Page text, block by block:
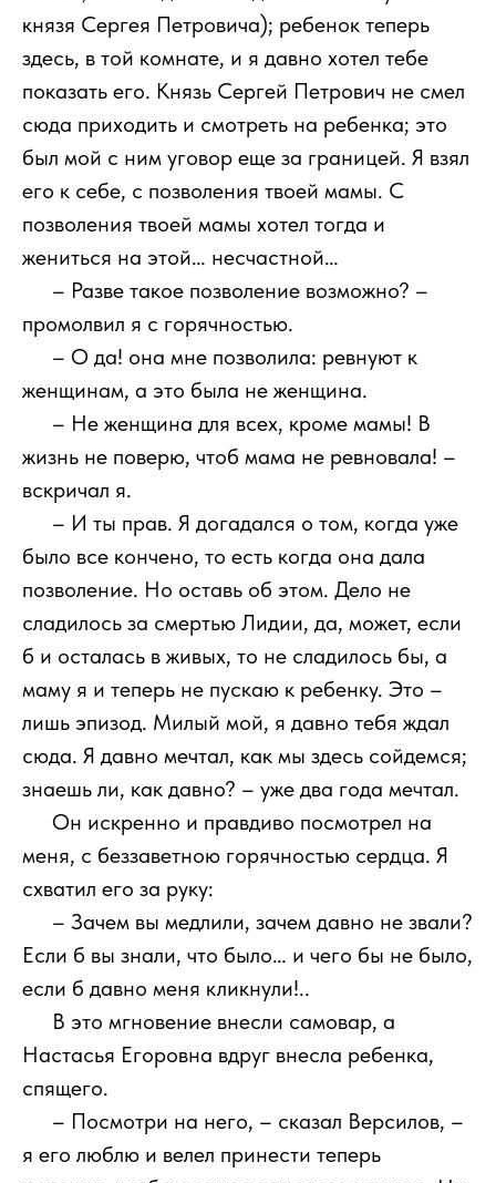
князя Сергея Петровича); ребенок теперь
здесь, в той комнате, и я давно хотел тебе
показать его. Князь Сергей Петрович не смел
сюда приходить и смотреть на ребенка; это
был мой с ним уговор еще за границей. Я взял
его к себе, с позволения твоей мамы. С
позволения твоей мамы хотел тогда и
жениться на этой… несчастной…
– Разве такое позволение возможно? –
промолвил я с горячностью.
– О да! она мне позволила: ревнуют к
женщинам, а это была не женщина.
– Не женщина для всех, кроме мамы! В
жизнь не поверю, чтоб мама не ревновала! –
вскричал я.
– И ты прав. Я догадался о том, когда уже
было все кончено, то есть когда она дала
позволение. Но оставь об этом. Дело не
сладилось за смертью Лидии, да, может, если
б и осталась в живых, то не сладилось бы, а
маму я и теперь не пускаю к ребенку. Это –
лишь эпизод. Милый мой, я давно тебя ждал
сюда. Я давно мечтал, как мы здесь сойдемся;
знаешь ли, как давно? – уже два года мечтал.
Он искренно и правдиво посмотрел на
меня, с беззаветною горячностью сердца. Я
схватил его за руку:
– Зачем вы медлили, зачем давно не звали?
Если б вы знали, что было… и чего бы не было,
если б давно меня кликнули!..
В это мгновение внесли самовар, а
Настасья Егоровна вдруг внесла ребенка,
спящего.
– Посмотри на него, – сказал Версилов, –
я его люблю и велел принести теперь